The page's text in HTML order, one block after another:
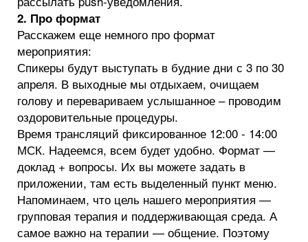
2. Про формат
Расскажем еще немного про формат
мероприятия:
Спикеры будут выступать в будние дни с 3 по 30
апреля. В выходные мы отдыхаем, очищаем
голову и перевариваем услышанное – проводим
оздоровительные процедуры.
Время трансляций фиксированное 12:00 - 14:00
МСК. Надеемся, всем будет удобно. Формат —
доклад + вопросы. Их вы можете задать в
приложении, там есть выделенный пункт меню.
Напоминаем, что цель нашего мероприятия —
групповая терапия и поддерживающая среда. А
самое важно на терапии — общение. Поэтому